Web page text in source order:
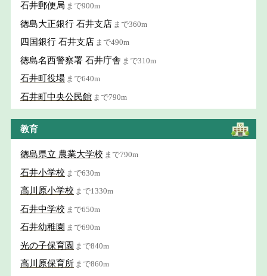
石井郵便局 まで900m
徳島大正銀行 石井支店 まで360m
四国銀行 石井支店 まで490m
徳島名西警察署 石井庁舎 まで310m
石井町役場 まで640m
石井町中央公民館 まで790m
教育
徳島県立 農業大学校 まで790m
石井小学校 まで630m
高川原小学校 まで1330m
石井中学校 まで650m
石井幼稚園 まで690m
光の子保育園 まで840m
高川原保育所 まで860m